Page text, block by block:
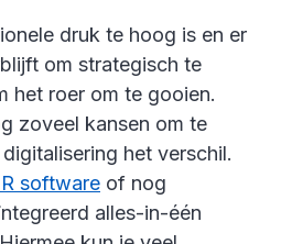
druk te hoog is en er
om strategisch te
het roer om te gooien.
zoveel kansen om te
het verschil.
software of nog
alles-in-één